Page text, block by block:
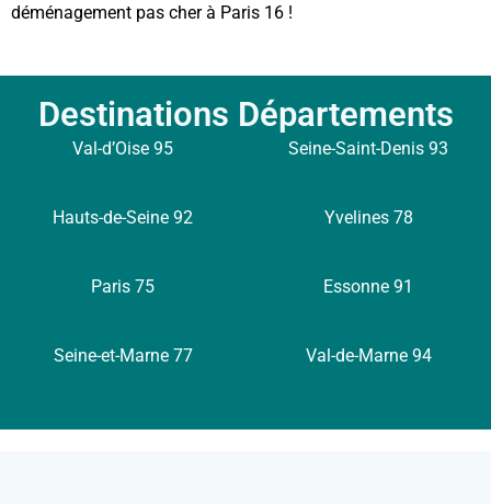
déménagement pas cher à Paris 16 !
Destinations Départements
Val-d’Oise 95
Hauts-de-Seine 92
Paris 75
Seine-et-Marne 77
Seine-Saint-Denis 93
Yvelines 78
Essonne 91
Val-de-Marne 94